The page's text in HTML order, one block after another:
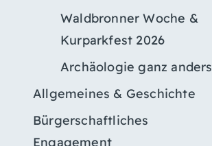
Waldbronner Woche &
Kurparkfest 2026
Archäologie ganz anders
Allgemeines & Geschichte
Bürgerschaftliches
Engagement